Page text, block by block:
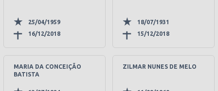
25/04/1959
16/12/2018
18/07/1931
15/12/2018
MARIA DA CONCEIÇÃO
BATISTA
ZILMAR NUNES DE MELO